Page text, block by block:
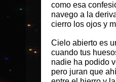
como esa
navego a la
cierro los ojos y
Cielo abierto es
cuando tus
nadie ha podido
pero juran que